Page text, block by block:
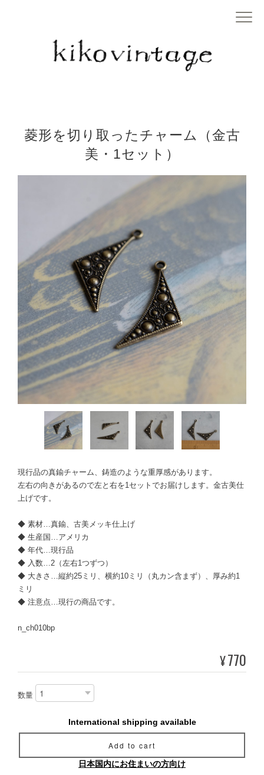
菱形を切り取ったチャーム（金古
美・1セット）
現行品の真鍮チャーム、鋳造のような重厚感があります。
左右の向きがあるので左と右を1セットでお届けします。金古美仕
上げです。
◆ 素材…真鍮、古美メッキ仕上げ
◆ 生産国…アメリカ
◆ 年代…現行品
◆ 入数…2（左右1つずつ）
◆ 大きさ…縦約25ミリ、横約10ミリ（丸カン含まず）、厚み約1
ミリ
◆ 注意点…現行の商品です。
n_ch010bp
¥770
数量
International shipping available
Add to cart
日本国内にお住まいの方向け